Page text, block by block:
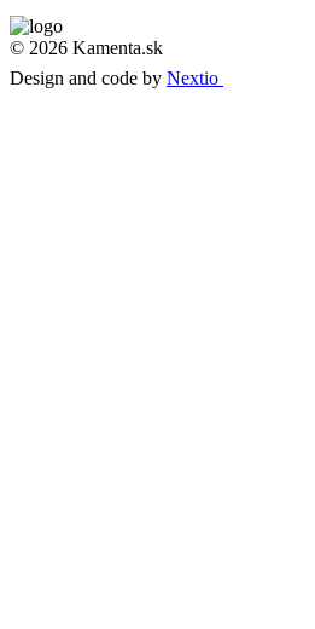
© 2026 Kamenta.sk
Design and code by Nextio